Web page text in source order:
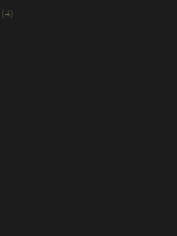
(4)